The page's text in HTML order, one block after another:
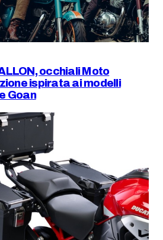
occhiali Moto
ispirata ai modelli
Goan